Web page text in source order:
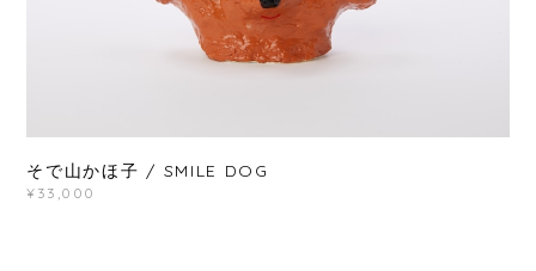
そで山かほ子 / SMILE DOG
¥33,000